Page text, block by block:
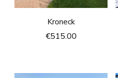
Kroneck
€515.00